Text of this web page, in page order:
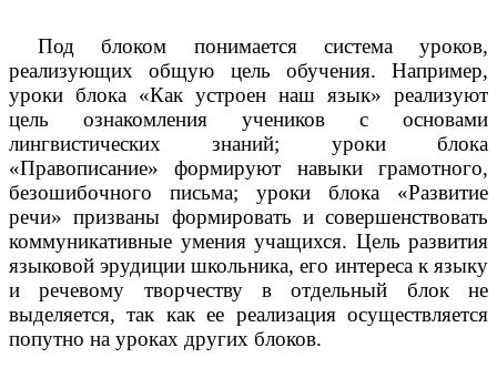
Под блоком понимается система уроков,
реализующих общую цель обучения. Например,
уроки блока «Как устроен наш язык» реализуют
цель ознакомления учеников с основами
лингвистических знаний; уроки блока
«Правописание» формируют навыки грамотного,
безошибочного письма; уроки блока «Развитие
речи» призваны формировать и совершенствовать
коммуникативные умения учащихся. Цель развития
языковой эрудиции школьника, его интереса к языку
и речевому творчеству в отдельный блок не
выделяется, так как ее реализация осуществляется
попутно на уроках других блоков.